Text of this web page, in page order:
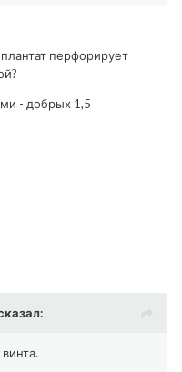
перфорирует
- добрых 1,5